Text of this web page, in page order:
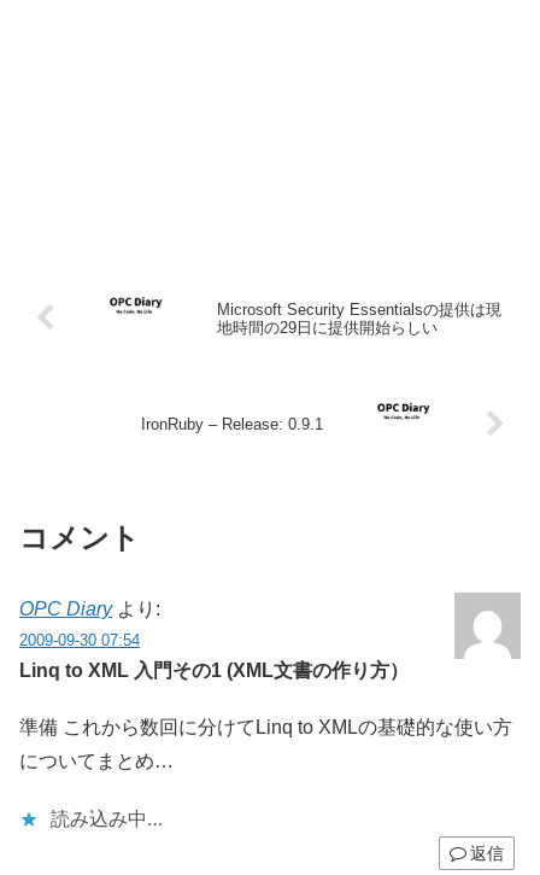
Microsoft Security Essentialsの提供は現
地時間の29日に提供開始らしい
IronRuby – Release: 0.9.1
コメント
OPC Diary より:
2009-09-30 07:54
Linq to XML 入門その1 (XML文書の作り方）
準備 これから数回に分けてLinq to XMLの基礎的な使い方
についてまとめ…
読み込み中…
返信